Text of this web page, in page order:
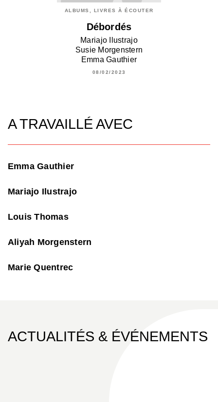
ALBUMS, LIVRES À ÉCOUTER
Débordés
Mariajo Ilustrajo
Susie Morgenstern
Emma Gauthier
08/02/2023
A TRAVAILLÉ AVEC
Emma Gauthier
Mariajo Ilustrajo
Louis Thomas
Aliyah Morgenstern
Marie Quentrec
ACTUALITÉS & ÉVÉNEMENTS